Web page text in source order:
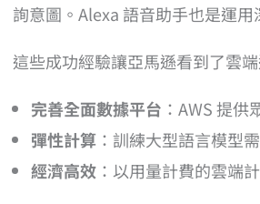
詢意圖。Alexa 語音助手也是運
這些成功經驗讓亞馬遜看到了雲
完善全面數據平台 ：AWS 提
彈性計算 ：訓練大型語言模型
經濟高效 ：以用量計費的雲端